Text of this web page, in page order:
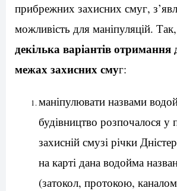
прибрежних захисних смуг,
можливість для маніпуляцій. Так,
декілька варіантів отримання
межах захисних смуг:
маніпулювати назвами
будівництво розпочалося у
захисній смузі річки
на карті дана водойма
(затокол, протокою,